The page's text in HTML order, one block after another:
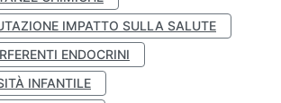
IMPATTO SULLA SALUTE
ENDOCRINI
INFANTILE